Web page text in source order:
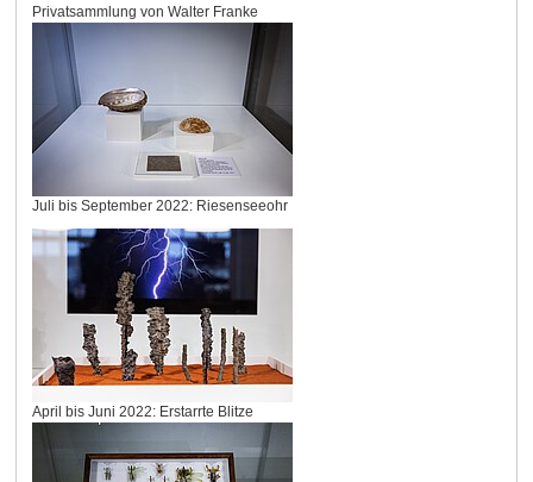
Privatsammlung von Walter Franke
Juli bis September 2022: Riesenseeohr
April bis Juni 2022: Erstarrte Blitze